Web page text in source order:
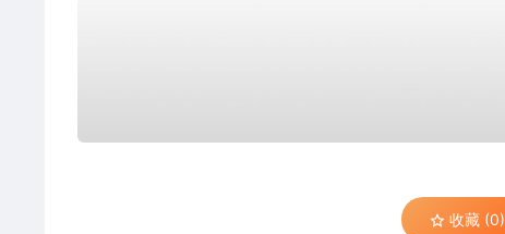
收藏 (0)